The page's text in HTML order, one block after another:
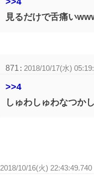
見るだけで舌痛い
871 : 2018/10/17(水)
>>4
しゅわしゅわなつか
2018/10/16(火)